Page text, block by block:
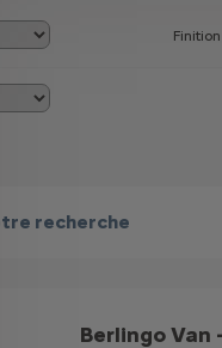
Finition
recherche
Berlingo Van